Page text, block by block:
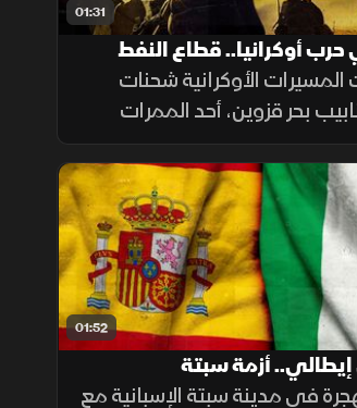
01:31
أوكرانيا.. قطاع النفط
الأوكرانية شحنات
بحر قزوين، أحد الممرات
كازاخستان، ما أضاف ضغوطا
الطاقة والنقل البحري.
01:52
أزمة سبتة
في مدينة سبتة الإسبانية مع